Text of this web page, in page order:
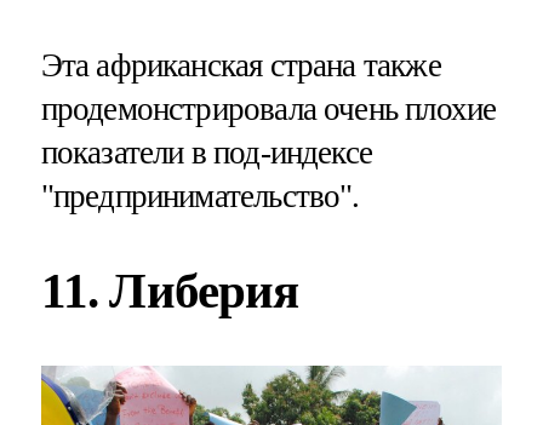
Эта африканская страна также
продемонстрировала очень плохие
показатели в под-индексе
"предпринимательство".
11. Либерия